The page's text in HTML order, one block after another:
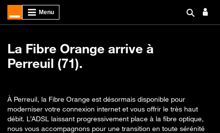
La Fibre Orange arrive à
Perreuil (71).
À Perreuil, la Fibre Orange est désormais disponible pour
moderniser votre connexion internet et vous offrir le très haut
débit. L’ADSL laissant progressivement place à la fibre optique,
nous vous accompagnons pour une transition en toute sérénité